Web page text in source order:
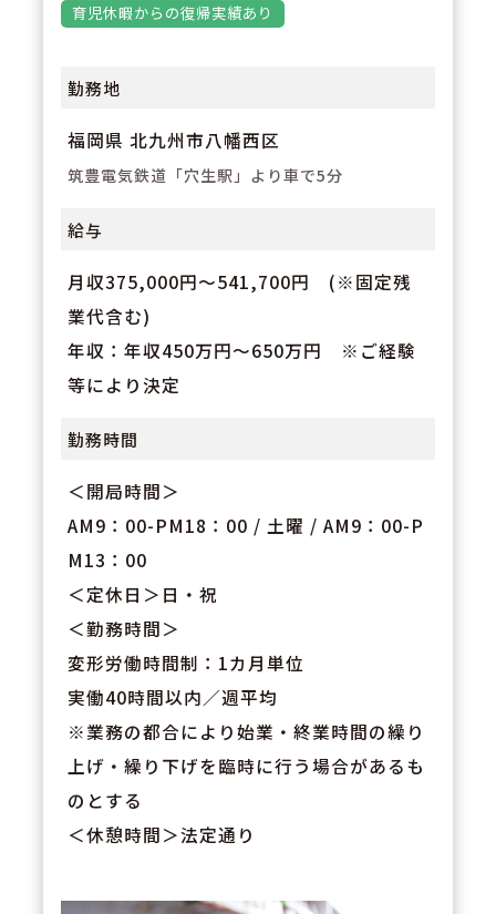
育児休暇からの復帰実績あり
勤務地
福岡県 北九州市八幡西区
筑豊電気鉄道「穴生駅」より車で5分
給与
月収375,000円～541,700円 (※固定残
業代含む)
年収：年収450万円～650万円 ※ご経験
等により決定
勤務時間
＜開局時間＞
AM9：00-PM18：00 / 土曜 / AM9：00-P
M13：00
＜定休日＞日・祝
＜勤務時間＞
変形労働時間制：1カ月単位
実働40時間以内／週平均
※業務の都合により始業・終業時間の繰り
上げ・繰り下げを臨時に行う場合があるも
のとする
＜休憩時間＞法定通り